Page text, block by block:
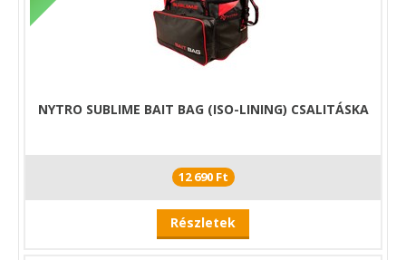
NYTRO SUBLIME BAIT BAG (ISO-LINING) CSALITÁSKA
12 690 Ft
Részletek